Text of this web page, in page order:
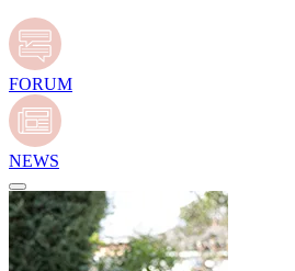
FORUM
NEWS